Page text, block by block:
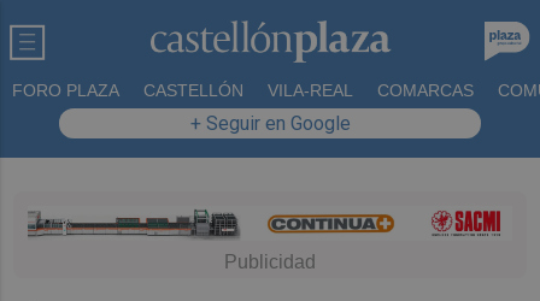
FORO PLAZA CASTELLÓN VILA-REAL COMARCAS
+ Seguir en Google